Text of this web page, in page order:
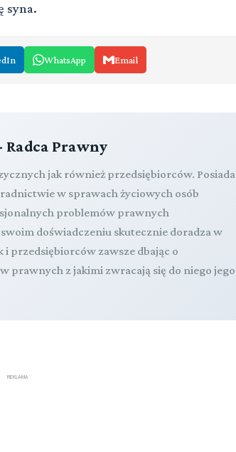
syna.
WhatsApp Email
Radca Prawny
jak również przedsiębiorców. Posiada
w sprawach życiowych osób
problemów prawnych
doświadczeniu skutecznie doradza w
i przedsiębiorców zawsze dbając o
prawnych z jakimi zwracają się do niego jego
REKLAMA